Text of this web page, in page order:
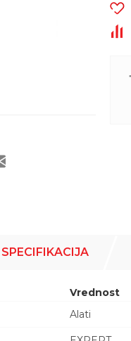
SPECIFIKACIJA
Vrednost
Alati